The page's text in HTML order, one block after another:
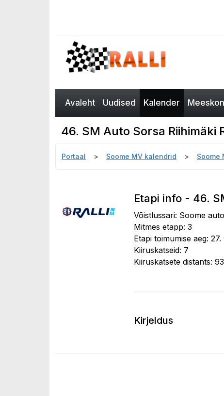
Avaleht Uudised Kalender
46. SM Auto Sorsa Riihimäki
Portaal Soome MV kalendrid Soome
Etapi info - 46.
Võistlussari: Soome
Mitmes etapp: 3
Etapi toimumise aeg:
Kiiruskatseid: 7
Kiiruskatsete distants:
Kirjeldus